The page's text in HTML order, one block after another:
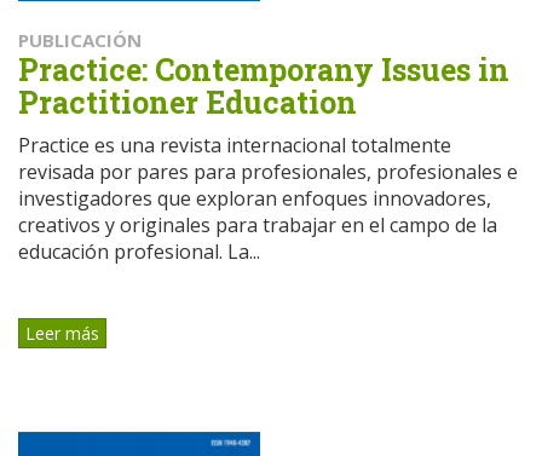
PUBLICACIÓN
Practice: Contemporany Issues in
Practitioner Education
Practice es una revista internacional totalmente
revisada por pares para profesionales, profesionales e
investigadores que exploran enfoques innovadores,
creativos y originales para trabajar en el campo de la
educación profesional. La...
Leer más